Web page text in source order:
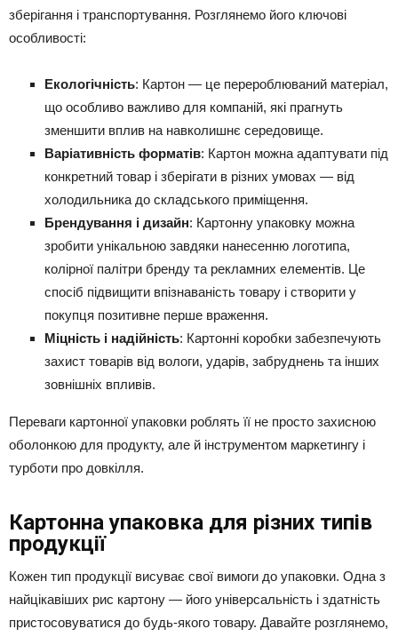
зберігання і транспортування. Розглянемо його ключові
особливості:
Екологічність: Картон — це перероблюваний матеріал,
що особливо важливо для компаній, які прагнуть
зменшити вплив на навколишнє середовище.
Варіативність форматів: Картон можна адаптувати під
конкретний товар і зберігати в різних умовах — від
холодильника до складського приміщення.
Брендування і дизайн: Картонну упаковку можна
зробити унікальною завдяки нанесенню логотипа,
колірної палітри бренду та рекламних елементів. Це
спосіб підвищити впізнаваність товару і створити у
покупця позитивне перше враження.
Міцність і надійність: Картонні коробки забезпечують
захист товарів від вологи, ударів, забруднень та інших
зовнішніх впливів.
Переваги картонної упаковки роблять її не просто захисною
оболонкою для продукту, але й інструментом маркетингу і
турботи про довкілля.
Картонна упаковка для різних типів
продукції
Кожен тип продукції висуває свої вимоги до упаковки. Одна з
найцікавіших рис картону — його універсальність і здатність
пристосовуватися до будь-якого товару. Давайте розглянемо,